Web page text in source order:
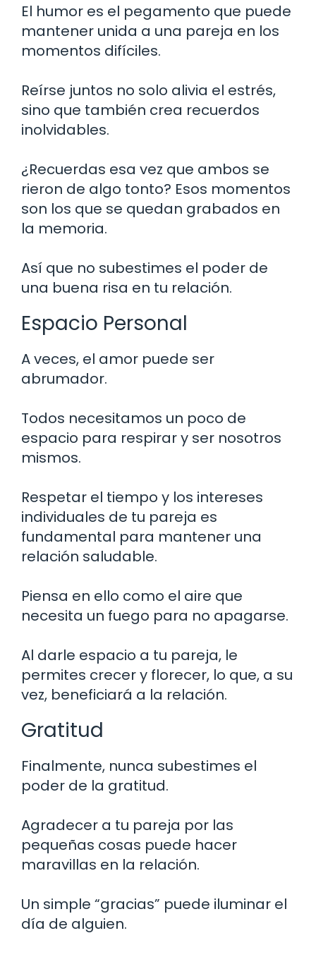
El humor es el pegamento que puede
mantener unida a una pareja en los
momentos difíciles.
Reírse juntos no solo alivia el estrés,
sino que también crea recuerdos
inolvidables.
¿Recuerdas esa vez que ambos se
rieron de algo tonto? Esos momentos
son los que se quedan grabados en
la memoria.
Así que no subestimes el poder de
una buena risa en tu relación.
Espacio Personal
A veces, el amor puede ser
abrumador.
Todos necesitamos un poco de
espacio para respirar y ser nosotros
mismos.
Respetar el tiempo y los intereses
individuales de tu pareja es
fundamental para mantener una
relación saludable.
Piensa en ello como el aire que
necesita un fuego para no apagarse.
Al darle espacio a tu pareja, le
permites crecer y florecer, lo que, a su
vez, beneficiará a la relación.
Gratitud
Finalmente, nunca subestimes el
poder de la gratitud.
Agradecer a tu pareja por las
pequeñas cosas puede hacer
maravillas en la relación.
Un simple “gracias” puede iluminar el
día de alguien.